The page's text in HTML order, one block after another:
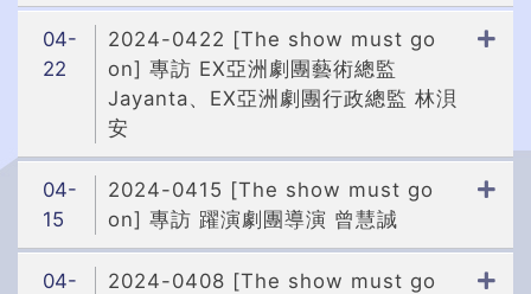
04-
22
2024-0422 [The show must go
on] 專訪 EX亞洲劇團藝術總監
Jayanta、EX亞洲劇團行政總監 林浿
安
04-
15
2024-0415 [The show must go
on] 專訪 躍演劇團導演 曾慧誠
04-
2024-0408 [The show must go